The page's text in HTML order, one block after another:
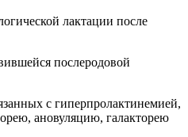
лактации после
послеродовой
с гиперпролактинемией,
ановуляцию, галакторею